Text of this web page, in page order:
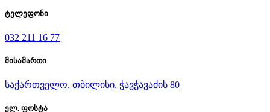
ტელეფონი
032 211 16 77
მისამართი
საქართველო, თბილისი, ჭავჭავაძის 80
ელ. ფოსტა